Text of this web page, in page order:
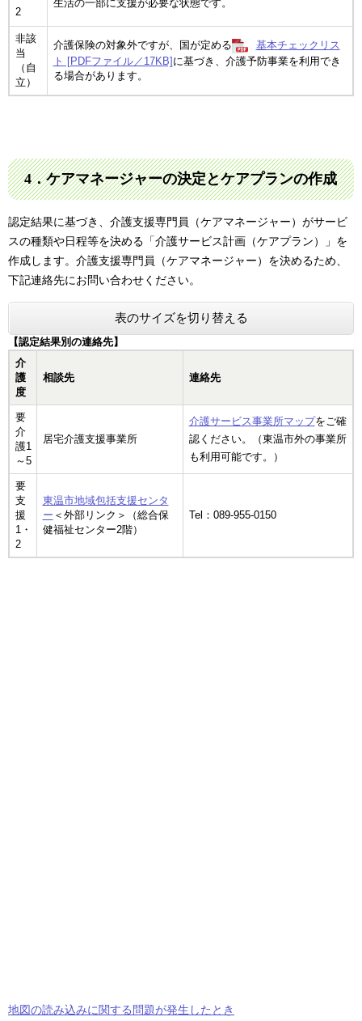
2
生活の一部に支援が必要な状態です。
非該
当
（自
立）
介護保険の対象外ですが、国が定める
基本チェックリス
ト [PDFファイル／17KB] に基づき、介護予防事業を利用でき
る場合があります。
4．ケアマネージャーの決定とケアプランの作成
認定結果に基づき、介護支援専門員（ケアマネージャー）がサービ
スの種類や日程等を決める「介護サービス計画（ケアプラン）」を
作成します。介護支援専門員（ケアマネージャー）を決めるため、
下記連絡先にお問い合わせください。
表のサイズを切り替える
【認定結果別の連絡先】
介
護
度
相談先 連絡先
要
介
護1
～5
居宅介護支援事業所
介護サービス事業所マップをご確
認ください。（東温市外の事業所
も利用可能です。）
要
支
援
1・
2
東温市地域包括支援センタ
ー ＜外部リンク＞
（総合保
健福祉センター2階）
Tel：089-955-0150
地図の読み込みに関する問題が発生したとき